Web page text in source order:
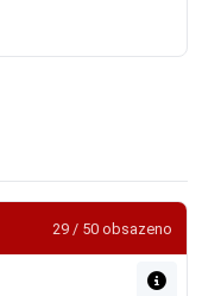
29 / 50 obsazeno